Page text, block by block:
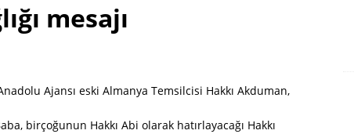
mesajı
Ajansı eski Almanya Temsilcisi Hakkı Akduman,
birçoğunun Hakkı Abi olarak hatırlayacağı Hakkı